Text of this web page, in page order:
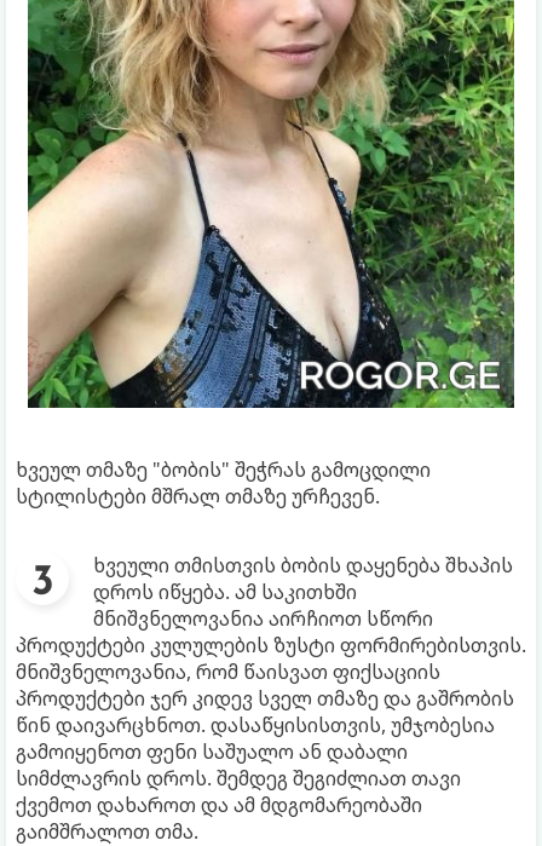
ხვეულ თმაზე "ბობის" შეჭრას გამოცდილი
სტილისტები მშრალ თმაზე ურჩევენ.
ხვეული თმისთვის ბობის დაყენება შხაპის
დროს იწყება. ამ საკითხში
მნიშვნელოვანია აირჩიოთ სწორი
პროდუქტები კულულების ზუსტი ფორმირებისთვის.
მნიშვნელოვანია, რომ წაისვათ ფიქსაციის
პროდუქტები ჯერ კიდევ სველ თმაზე და გაშრობის
წინ დაივარცხნოთ. დასაწყისისთვის, უმჯობესია
გამოიყენოთ ფენი საშუალო ან დაბალი
სიმძლავრის დროს. შემდეგ შეგიძლიათ თავი
ქვემოთ დახაროთ და ამ მდგომარეობაში
გაიმშრალოთ თმა.